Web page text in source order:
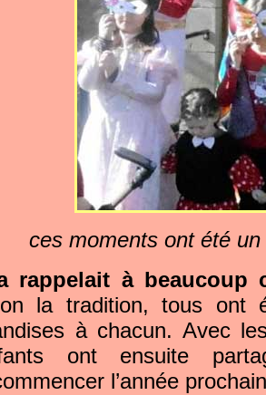
ces moments ont été
rappelait à beaucoup
la tradition, tous ont
à chacun. Avec
ont ensuite
l’année